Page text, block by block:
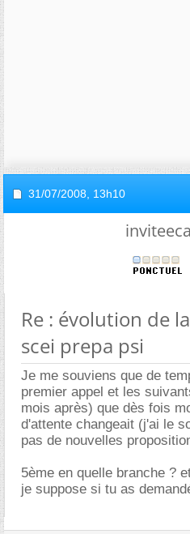
31/07/2008, 13h10
Re : évolution de
scei prepa psi
Je me souviens que de
premier appel et les
mois après) que dès fois
d'attente changeait (j'ai le
pas de nouvelles
5ème en quelle branche ?
je suppose si tu as